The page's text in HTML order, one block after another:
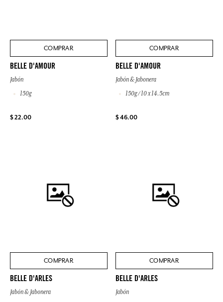
COMPRAR
BELLE D'AMOUR
Jabón
150g
$ 22.00
COMPRAR
BELLE D'AMOUR
Jabón & Jabonera
150g / 10 x 14.5cm
$ 46.00
COMPRAR
BELLE D'ARLES
Jabón & Jabonera
COMPRAR
BELLE D'ARLES
Jabón